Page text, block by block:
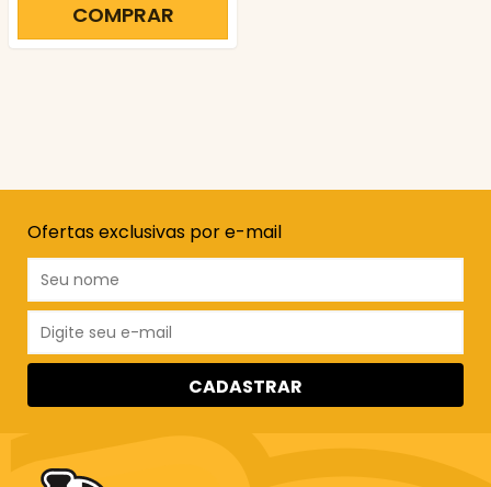
COMPRAR
Ofertas exclusivas por e-mail
CADASTRAR